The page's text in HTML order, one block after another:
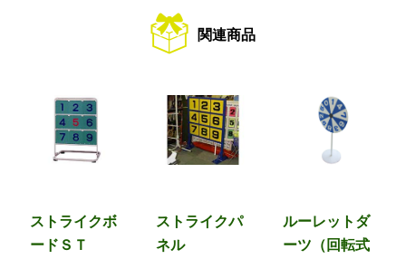
関連商品
ストライクボ
ードＳＴ
ストライクパ
ネル
ルーレットダ
ーツ（回転式